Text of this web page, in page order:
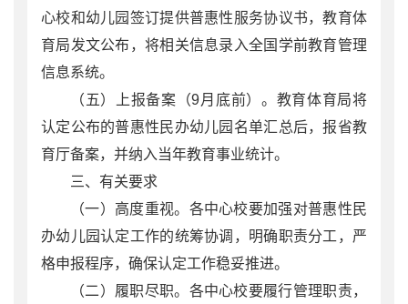
心校和幼儿园签订提供普惠性服务协议书，教育体
育局发文公布，将相关信息录入全国学前教育管理
信息系统。
（五）上报备案（9月底前）。教育体育局将
认定公布的普惠性民办幼儿园名单汇总后，报省教
育厅备案，并纳入当年教育事业统计。
三、有关要求
（一）高度重视。各中心校要加强对普惠性民
办幼儿园认定工作的统筹协调，明确职责分工，严
格申报程序，确保认定工作稳妥推进。
（二）履职尽职。各中心校要履行管理职责，